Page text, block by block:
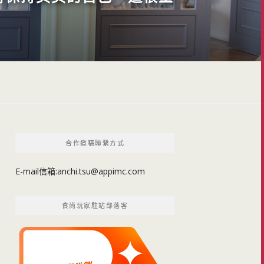
合作邀稿聯繫方式
E-mail信箱:anchi.tsu@appimc.com
食尚玩家駐站部落客